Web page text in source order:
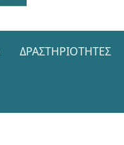
ΔΡΑΣΤΗΡΙΌΤΗΤΕΣ